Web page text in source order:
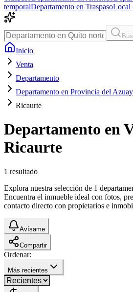
temporalDepartamento en TraspasoLocal
Inicio
Venta
Departamento
Departamento en Provincia del Azuay
Ricaurte
Departamento en
Ricaurte
1 resultado
Explora nuestra selección de 1
Encuentra el inmueble ideal con fotos,
contacto directo con propietarios e
Avísame
Compartir
Ordenar:
Más recientes